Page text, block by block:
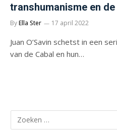
transhumanisme en
ByElla Ster 17 april 2022
Juan O’Savin schetst in een
van de Cabal en hun…